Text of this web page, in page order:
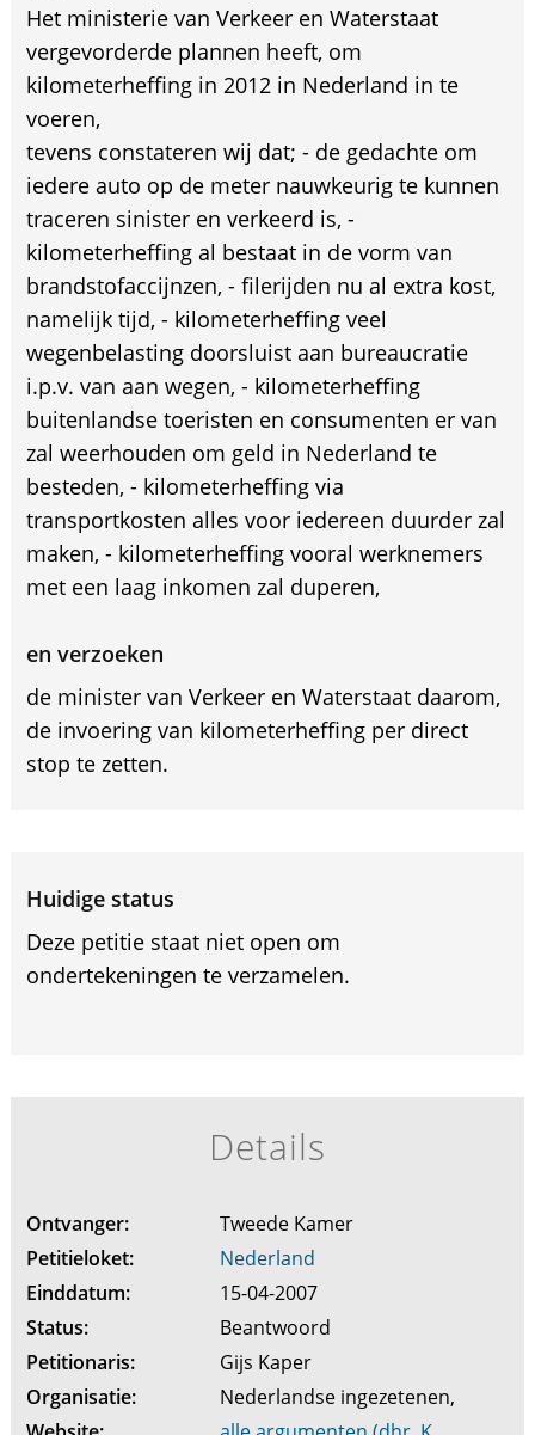
Het ministerie van Verkeer en Waterstaat
vergevorderde plannen heeft, om
kilometerheffing in 2012 in Nederland in te
voeren,
tevens constateren wij dat; - de gedachte om
iedere auto op de meter nauwkeurig te kunnen
traceren sinister en verkeerd is, -
kilometerheffing al bestaat in de vorm van
brandstofaccijnzen, - filerijden nu al extra kost,
namelijk tijd, - kilometerheffing veel
wegenbelasting doorsluist aan bureaucratie
i.p.v. van aan wegen, - kilometerheffing
buitenlandse toeristen en consumenten er van
zal weerhouden om geld in Nederland te
besteden, - kilometerheffing via
transportkosten alles voor iedereen duurder zal
maken, - kilometerheffing vooral werknemers
met een laag inkomen zal duperen,
en verzoeken
de minister van Verkeer en Waterstaat daarom,
de invoering van kilometerheffing per direct
stop te zetten.
Huidige status
Deze petitie staat niet open om
ondertekeningen te verzamelen.
Details
Ontvanger:
Tweede Kamer
Petitieloket:
Nederland
Einddatum:
15-04-2007
Status:
Beantwoord
Petitionaris:
Gijs Kaper
Organisatie:
Nederlandse ingezetenen,